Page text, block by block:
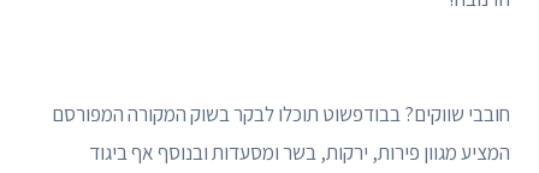
חובבי שווקים? בבודפשוט תוכלו לבקר בשוק המקורה המפורסם
המציע מגוון פירות, ירקות, בשר ומסעדות ובנוסף אף ביגוד